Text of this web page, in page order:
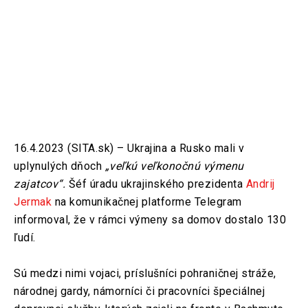
16.4.2023 (SITA.sk) – Ukrajina a Rusko mali v
uplynulých dňoch „veľkú veľkonočnú výmenu
zajatcov“. Šéf úradu ukrajinského prezidenta Andrij
Jermak na komunikačnej platforme Telegram
informoval, že v rámci výmeny sa domov dostalo 130
ľudí.
Sú medzi nimi vojaci, príslušníci pohraničnej stráže,
národnej gardy, námorníci či pracovníci špeciálnej